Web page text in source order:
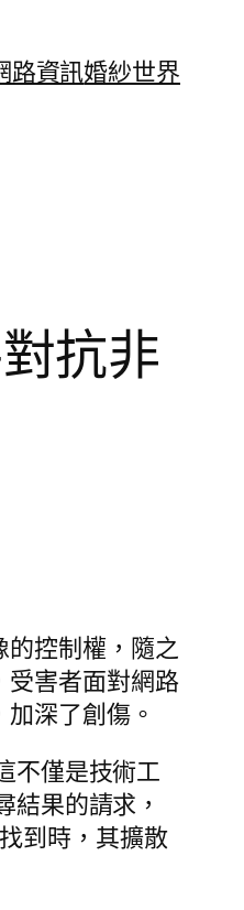
路資訊婚紗世界
抗非
的控制權，隨之
受害者面對網路
深了創傷。
不僅是技術工
果的請求，
到時，其擴散